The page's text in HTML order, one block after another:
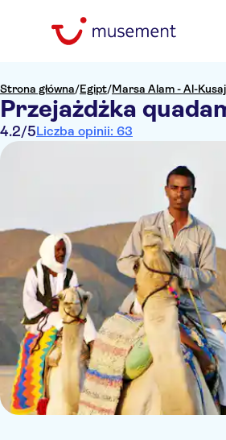
Strona główna/Egipt/Marsa Alam - Al-
Przejażdżka
4.2/5Liczba opinii: 63